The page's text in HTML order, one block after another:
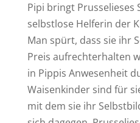
Pipi bringt Prusselieses
selbstlose Helferin der
Man spürt, dass sie ihr
Preis aufrechterhalten
in Pippis Anwesenheit
Waisenkinder sind für
mit dem sie ihr